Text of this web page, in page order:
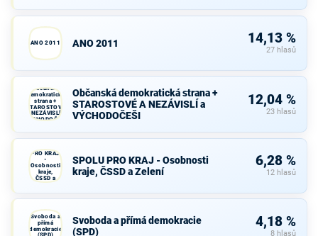
ANO 2011 ANO 2011 14,13 %
27 hlasů
Občanská
demokratická
strana +
STAROSTOVÉ
A NEZÁVISLÍ a
VÝCHODOČEŠI
Občanská demokratická strana +
STAROSTOVÉ A NEZÁVISLÍ a
VÝCHODOČEŠI
12,04 %
23 hlasů
PRO KRAJ
-
Osobnosti
kraje,
ČSSD a
Zelení
SPOLU PRO KRAJ - Osobnosti
kraje, ČSSD a Zelení
6,28 %
12 hlasů
Svoboda a
přímá
demokracie
Svoboda a přímá demokracie
(SPD)
4,18 %
8 hlasů